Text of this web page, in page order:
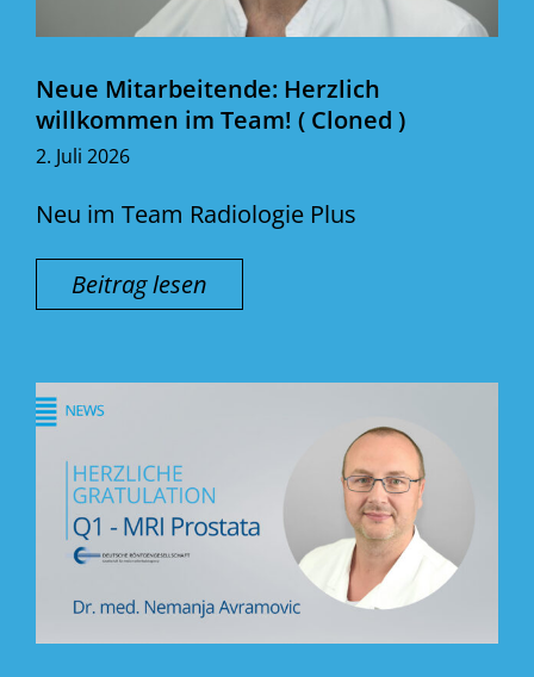
Neue Mitarbeitende: Herzlich
willkommen im Team! ( Cloned )
2. Juli 2026
Neu im Team Radiologie Plus
Beitrag lesen